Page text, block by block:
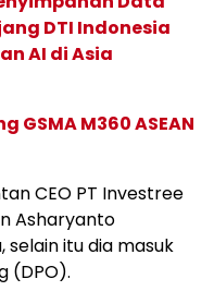
DTI Indonesia
AI di Asia
M360 ASEAN
CEO PT Investree
Asharyanto
itu dia masuk
(DPO).